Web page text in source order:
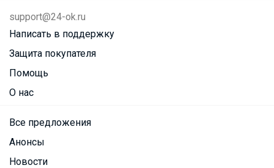
support@24-ok.ru
Написать в поддержку
Защита покупателя
Помощь
О нас
Все предложения
Анонсы
Новости